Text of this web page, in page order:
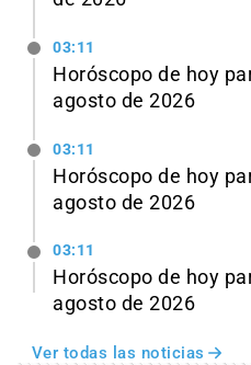
03:11
Horóscopo de hoy
agosto de 2026
03:11
Horóscopo de hoy
agosto de 2026
03:11
Horóscopo de hoy
agosto de 2026
Ver todas las noticias